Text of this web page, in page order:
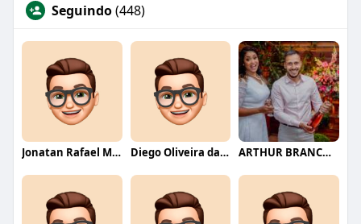
Seguindo(448)
Jonatan Rafael Mello Diego Oliveira da Motta ARTHUR BRANCO FERNANDES